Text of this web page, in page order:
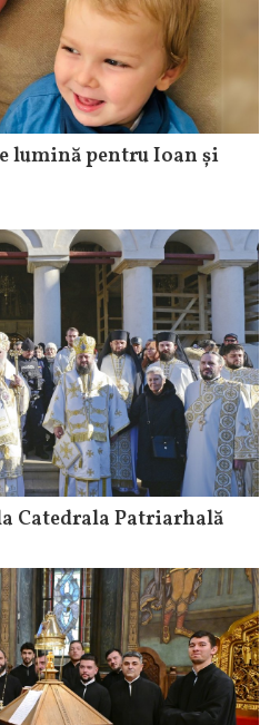
lumină pentru Ioan și
Catedrala Patriarhală